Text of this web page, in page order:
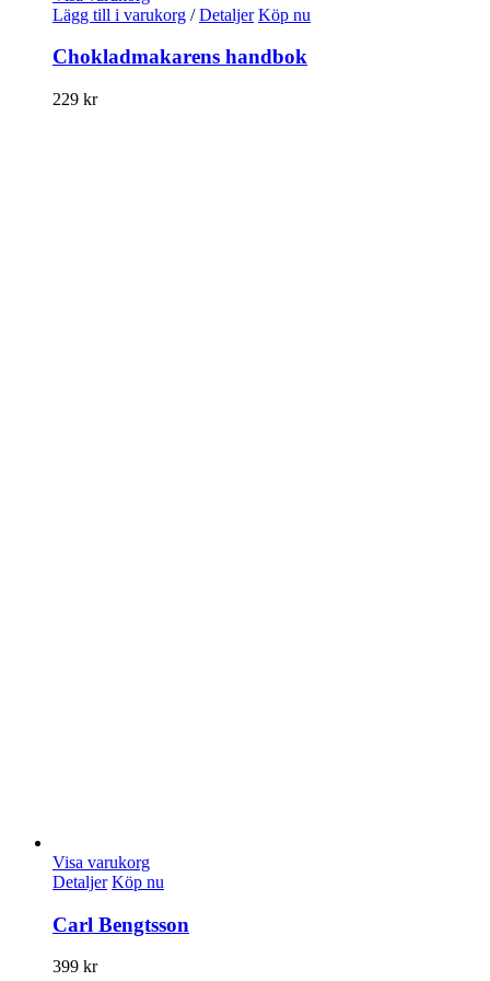
Lägg till i varukorg / Detaljer Köp nu
Chokladmakarens handbok
229 kr
Visa varukorg
Detaljer Köp nu
Carl Bengtsson
399 kr